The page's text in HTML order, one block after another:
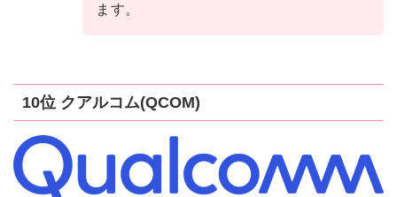
ます。
10位 クアルコム(QCOM)